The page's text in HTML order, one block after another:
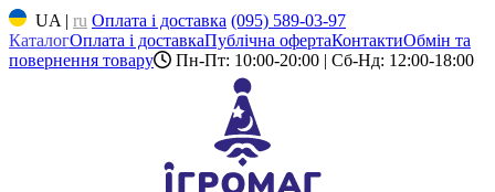
UA | ru Оплата і доставка (095) 589-03-97
КаталогОплата і доставкаПублічна офертаКонтактиОбмін та
повернення товару
Пн-Пт: 10:00-20:00 | Сб-Нд: 12:00-18:00